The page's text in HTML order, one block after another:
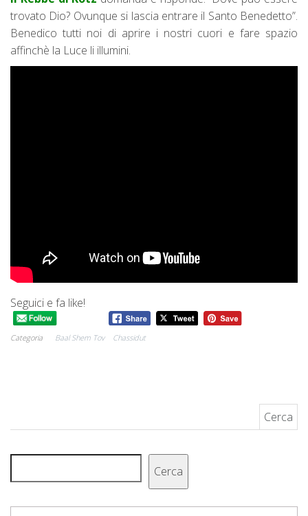
trovato Dio? Ovunque si lascia entrare il Santo Benedetto”.
Benedico tutti noi di aprire i nostri cuori e fare spazio
affinchè la Luce li illumini.
Seguici e fa like!
Categoria Baal Shem Tov Chassidut
Cerca